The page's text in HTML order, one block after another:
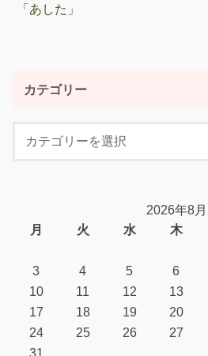
「あした」
カテゴリー
2026年8月
月
火 水 木
3
4 5 6
10
11 12 13
17
18 19 20
24
25 26 27
31